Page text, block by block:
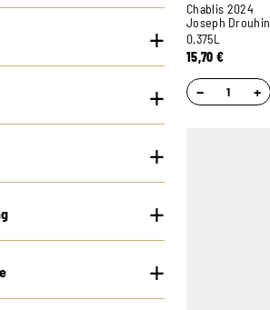
Chablis 2024
Joseph Drouhin
0,375L
15,70€
− +